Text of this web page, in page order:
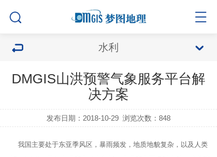
水利
DMGIS山洪预警气象服务平台解
决方案
发布日期：2018-10-29 浏览次数：848
我国主要处于东亚季风区，暴雨频发，地质地貌复杂，以及人类